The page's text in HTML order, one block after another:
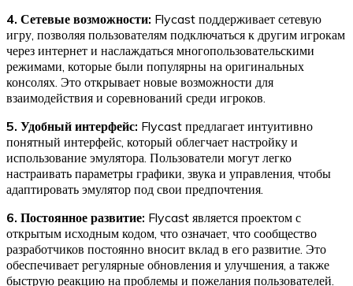
4. Сетевые возможности: Flycast поддерживает сетевую
игру, позволяя пользователям подключаться к другим игрокам
через интернет и наслаждаться многопользовательскими
режимами, которые были популярны на оригинальных
консолях. Это открывает новые возможности для
взаимодействия и соревнований среди игроков.
5. Удобный интерфейс: Flycast предлагает интуитивно
понятный интерфейс, который облегчает настройку и
использование эмулятора. Пользователи могут легко
настраивать параметры графики, звука и управления, чтобы
адаптировать эмулятор под свои предпочтения.
6. Постоянное развитие: Flycast является проектом с
открытым исходным кодом, что означает, что сообщество
разработчиков постоянно вносит вклад в его развитие. Это
обеспечивает регулярные обновления и улучшения, а также
быструю реакцию на проблемы и пожелания пользователей.